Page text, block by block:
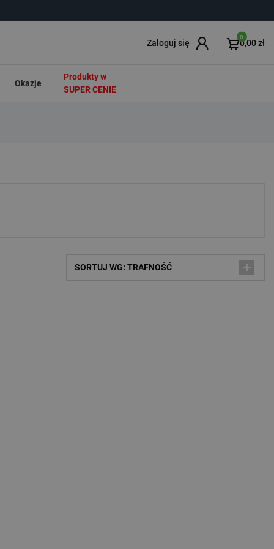
Zaloguj się
0
0,00 zł
Okazje
Produkty w
SUPER CENIE
SORTUJ WG: TRAFNOŚĆ